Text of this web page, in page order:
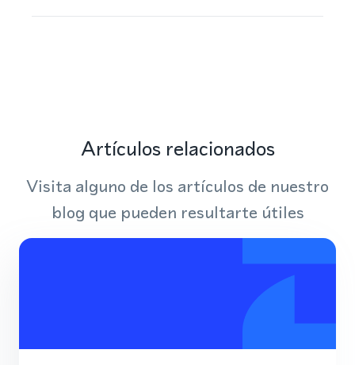
Artículos relacionados
Visita alguno de los artículos de nuestro
blog que pueden resultarte útiles